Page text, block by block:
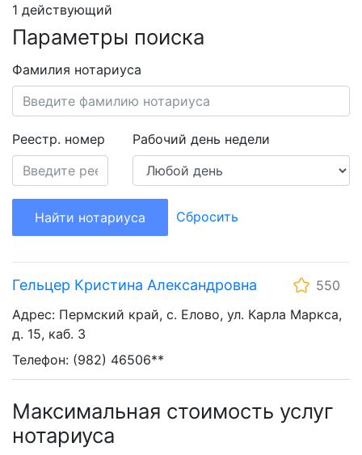
1 действующий
Параметры поиска
Фамилия нотариуса
Реестр. номер Рабочий день недели
Найти нотариуса Сбросить
Гельцер Кристина Александровна
550
Адрес: Пермский край, с. Елово, ул. Карла Маркса,
д. 15, каб. 3
Телефон: (982) 46506**
Максимальная стоимость услуг
нотариуса